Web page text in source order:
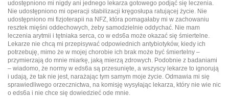
udostępniono mi nigdy ani jednego lekarza gotowego podjąć się leczenia.
Nie udostępniono mi operacji stabilizacji kręgosłupa ratującej życie. Nie
udostępniono mi fizjoterapii na NFZ, która pomagałaby mi w zachowaniu
resztek mięśni oddechowych, żeby samodzielnie oddychać. Nie mam
leczenia arytmii i tętniaka serca, co w eds6a może okazać się śmiertelne.
Lekarze nie chcą mi przepisywać odpowiednich antybiotyków, kiedy ich
potrzebuję, mimo że w mojej chorobie ich brak może być śmiertelny –
przymierzają do mnie miarkę, jaką mierzą zdrowych. Podobnie z badaniami
– wiadomo, że normy w eds6a są przesunięte, a wszyscy lekarze to ignorują
i udają, że tak nie jest, narażając tym samym moje życie. Odmawia mi się
sprawiedliwego orzecznictwa, na komisję wysyłając lekarza, który nie wie nic
o eds6a i nie chce się dowiedzieć ode mnie.